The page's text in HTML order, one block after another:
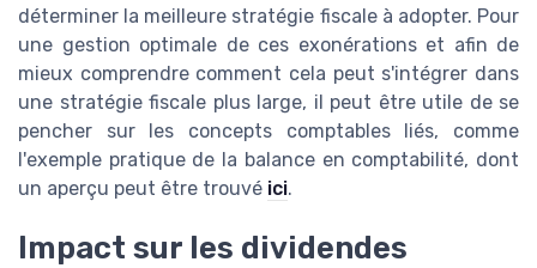
déterminer la meilleure stratégie fiscale à adopter. Pour
une gestion optimale de ces exonérations et afin de
mieux comprendre comment cela peut s'intégrer dans
une stratégie fiscale plus large, il peut être utile de se
pencher sur les concepts comptables liés, comme
l'exemple pratique de la balance en comptabilité, dont
un aperçu peut être trouvé ici.
Impact sur les dividendes